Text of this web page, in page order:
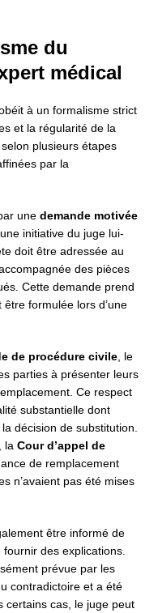
du
médical
à un formalisme strict
et la régularité de la
plusieurs étapes
par la
une demande motivée
initiative du juge lui-
doit être adressée au
des pièces
Cette demande prend
formulée lors d’une
de procédure civile , le
parties à présenter leurs
Ce respect
substantielle dont
décision de substitution.
la Cour d’appel de
de remplacement
n’avaient pas été mises
être informé de
des explications.
prévue par les
contradictoire et a été
certains cas, le juge peut